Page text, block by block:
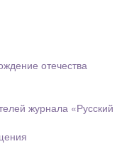
отечества
журнала «Русский